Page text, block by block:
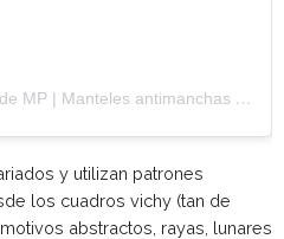
Una publicación compartida de MP | Manteles antimanchas (@mediterraneanpoint)
y utilizan patrones
los cuadros vichy (tan de
abstractos, rayas, lunares